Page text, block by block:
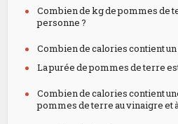
Combien de kg de pommes de
personne ?
Combien de calories contient un
La purée de pommes de terre
Combien de calories contient
pommes de terre au vinaigre et